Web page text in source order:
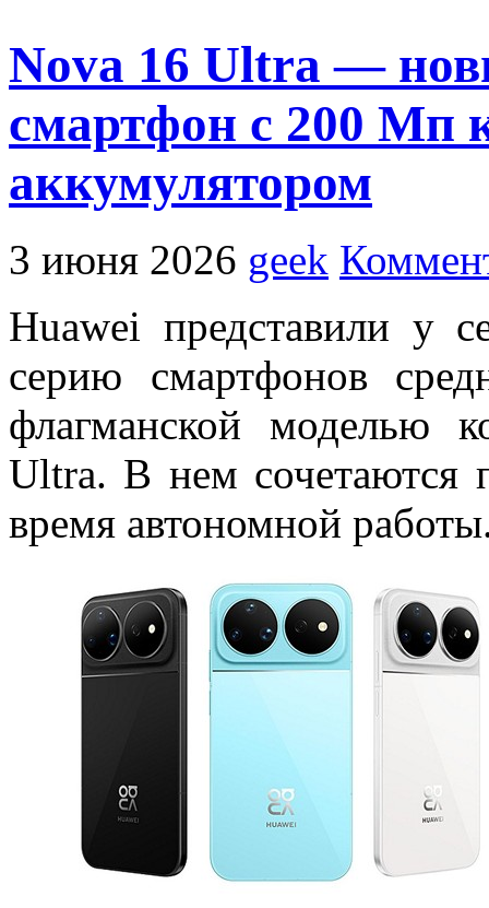
Nova 16 Ultra —
смартфон с 200 Мп
аккумулятором
3 июня 2026 geek
Huawei представили у
серию смартфонов
флагманской моделью
Ultra. В нем сочетаются
время автономной